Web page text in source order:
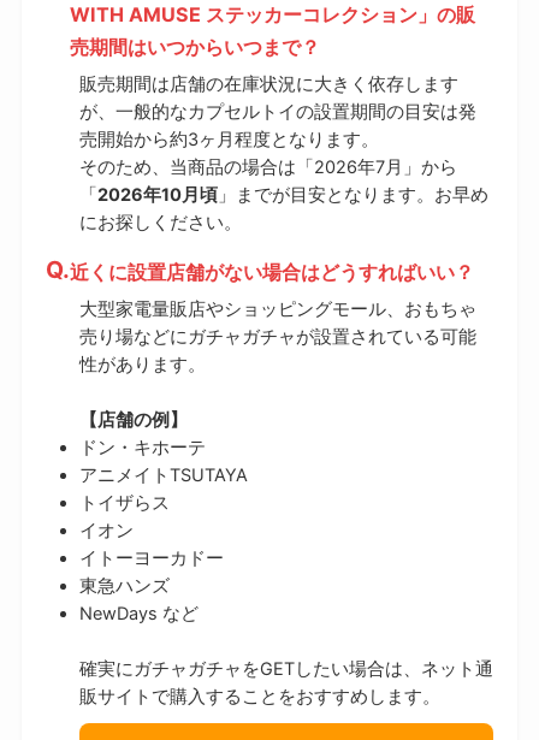
WITH AMUSE ステッカーコレクション」の販
売期間はいつからいつまで？
販売期間は店舗の在庫状況に大きく依存します
が、一般的なカプセルトイの設置期間の目安は発
売開始から約3ヶ月程度となります。
そのため、当商品の場合は「2026年7月」から
「2026年10月頃」までが目安となります。お早め
にお探しください。
近くに設置店舗がない場合はどうすればいい？
大型家電量販店やショッピングモール、おもちゃ
売り場などにガチャガチャが設置されている可能
性があります。
【店舗の例】
ドン・キホーテ
アニメイトTSUTAYA
トイザらス
イオン
イトーヨーカドー
東急ハンズ
NewDays など
確実にガチャガチャをGETしたい場合は、ネット通
販サイトで購入することをおすすめします。